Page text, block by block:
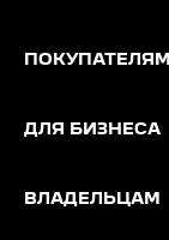
ПОКУПАТЕЛЯМ
ДЛЯ БИЗНЕСА
ВЛАДЕЛЬЦАМ